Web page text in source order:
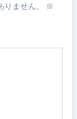
ません。
※